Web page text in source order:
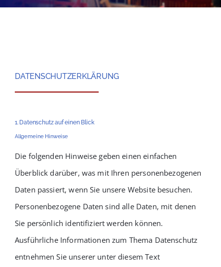
DATENSCHUTZERKLÄRUNG
1. Datenschutz auf einen Blick
Allgemeine Hinweise
Die folgenden Hinweise geben einen einfachen
Überblick darüber, was mit Ihren personenbezogenen
Daten passiert, wenn Sie unsere Website besuchen.
Personenbezogene Daten sind alle Daten, mit denen
Sie persönlich identifiziert werden können.
Ausführliche Informationen zum Thema Datenschutz
entnehmen Sie unserer unter diesem Text